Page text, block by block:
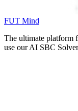
FUT Mind
The ultimate platform
use our AI SBC